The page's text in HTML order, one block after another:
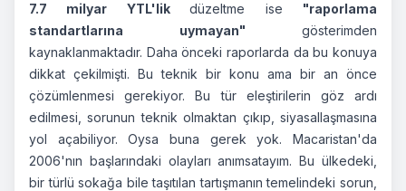
7.7 milyar YTL'likdüzeltme ise "raporlama
standartlarına uymayan" gösterimden
kaynaklanmaktadır. Daha önceki raporlarda da bu konuya
dikkat çekilmişti. Bu teknik bir konu ama bir an önce
çözümlenmesi gerekiyor. Bu tür eleştirilerin göz ardı
edilmesi, sorunun teknik olmaktan çıkıp, siyasallaşmasına
yol açabiliyor. Oysa buna gerek yok. Macaristan'da
2006'nın başlarındaki olayları anımsatayım. Bu ülkedeki,
bir türlü sokağa bile taşıtılan tartışmanın temelindeki sorun,